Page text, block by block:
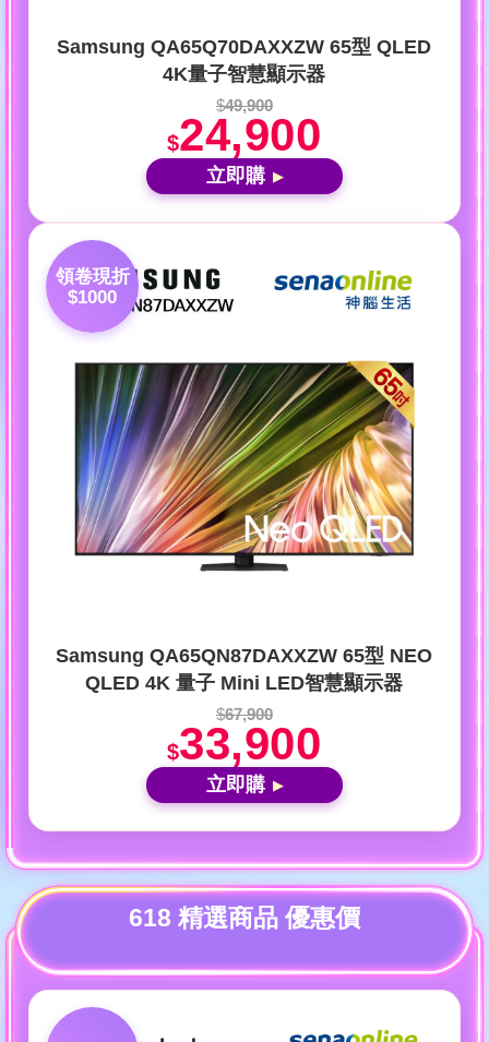
Samsung QA65Q70DAXXZW 65型 QLED
4K量子智慧顯示器
$49,900
$24,900
立即購 ▶
領卷現折
$1000
Samsung QA65QN87DAXXZW 65型 NEO
QLED 4K 量子 Mini LED智慧顯示器
$67,900
$33,900
立即購 ▶
618 精選商品 優惠價